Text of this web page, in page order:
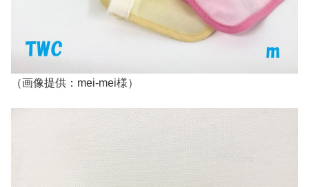
（画像提供：mei-mei様）